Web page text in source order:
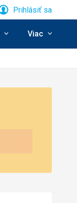
Prihlásiť sa
Viac